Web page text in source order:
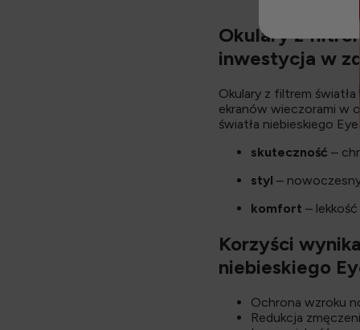
Okulary z
inwestycja w
Okulary z filtrem
ekranów wieczorami w
światła niebieskiego
skuteczność –
styl –
komfort –
Korzyści
niebieskiego
Ochrona wzroku
Redukcja